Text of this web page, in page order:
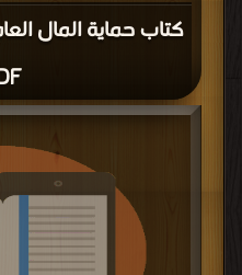
كتاب حماية المال